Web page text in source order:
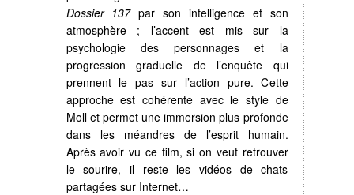
Dossier 137par son intelligence et son
atmosphère ; l’accent est mis sur la
psychologie des personnages et la
progression graduelle de l’enquête qui
prennent le pas sur l’action pure. Cette
approche est cohérente avec le style de
Moll et permet une immersion plus profonde
dans les méandres de l’esprit humain.
Après avoir vu ce film, si on veut retrouver
le sourire, il reste les vidéos de chats
partagées sur Internet…